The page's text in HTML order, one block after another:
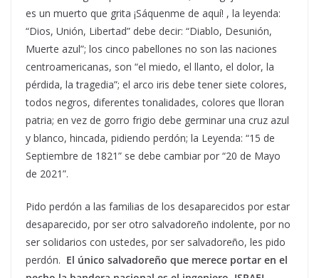
es un muerto que grita ¡Sáquenme de aquí! , la leyenda:
“Dios, Unión, Libertad” debe decir: “Diablo, Desunión,
Muerte azul”; los cinco pabellones no son las naciones
centroamericanas, son “el miedo, el llanto, el dolor, la
pérdida, la tragedia”; el arco iris debe tener siete colores,
todos negros, diferentes tonalidades, colores que lloran
patria; en vez de gorro frigio debe germinar una cruz azul
y blanco, hincada, pidiendo perdón; la Leyenda: “15 de
Septiembre de 1821” se debe cambiar por “20 de Mayo
de 2021”.
Pido perdón a las familias de los desaparecidos por estar
desaparecido, por ser otro salvadoreño indolente, por no
ser solidarios con ustedes, por ser salvadoreño, les pido
perdón. El único salvadoreño que merece portar en el